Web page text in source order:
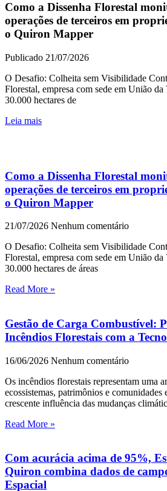
Como a Dissenha Florestal
operações de terceiros em
o Quiron Mapper
Publicado 21/07/2026
O Desafio: Colheita sem Visibilidade
Florestal, empresa com sede em União
30.000 hectares de
Leia mais
Como a Dissenha Florestal
operações de terceiros em
o Quiron Mapper
21/07/2026 Nenhum comentário
O Desafio: Colheita sem Visibilidade
Florestal, empresa com sede em União
30.000 hectares de áreas
Read More »
Gestão de Carga Combustível:
Incêndios Florestais com a
16/06/2026 Nenhum comentário
Os incêndios florestais representam uma
ecossistemas, patrimônios e
crescente influência das mudanças
Read More »
Com acurácia acima de 95%,
Quiron combina dados de
Espacial